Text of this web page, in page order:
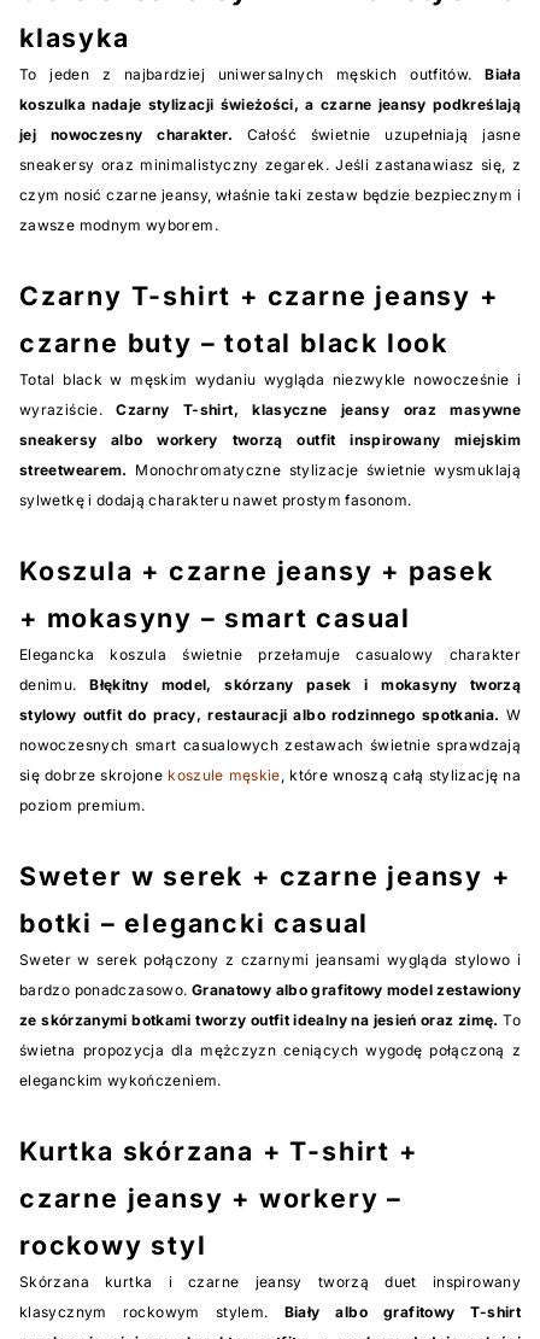
klasyka
To jeden z najbardziej uniwersalnych męskich outfitów.Biała
koszulka nadaje stylizacji świeżości, a czarne jeansy podkreślają
jej nowoczesny charakter. Całość świetnie uzupełniają jasne
sneakersy oraz minimalistyczny zegarek. Jeśli zastanawiasz się, z
czym nosić czarne jeansy, właśnie taki zestaw będzie bezpiecznym i
zawsze modnym wyborem.
Czarny T-shirt + czarne jeansy +
czarne buty – total black look
Total black w męskim wydaniu wygląda niezwykle nowocześnie i
wyraziście.Czarny T-shirt, klasyczne jeansy oraz masywne
sneakersy albo workery tworzą outfit inspirowany miejskim
streetwearem. Monochromatyczne stylizacje świetnie wysmuklają
sylwetkę i dodają charakteru nawet prostym fasonom.
Koszula + czarne jeansy + pasek
+ mokasyny – smart casual
Elegancka koszula świetnie przełamuje casualowy charakter
denimu.Błękitny model, skórzany pasek i mokasyny tworzą
stylowy outfit do pracy, restauracji albo rodzinnego spotkania. W
nowoczesnych smart casualowych zestawach świetnie sprawdzają
się dobrze skrojone koszule męskie, które wnoszą całą stylizację na
poziom premium.
Sweter w serek + czarne jeansy +
botki – elegancki casual
Sweter w serek połączony z czarnymi jeansami wygląda stylowo i
bardzo ponadczasowo. Granatowy albo grafitowy model zestawiony
ze skórzanymi botkami tworzy outfit idealny na jesień oraz zimę. To
świetna propozycja dla mężczyzn ceniących wygodę połączoną z
eleganckim wykończeniem.
Kurtka skórzana + T-shirt +
czarne jeansy + workery –
rockowy styl
Skórzana kurtka i czarne jeansy tworzą duet inspirowany
klasycznym rockowym stylem. Biały albo grafitowy T-shirt